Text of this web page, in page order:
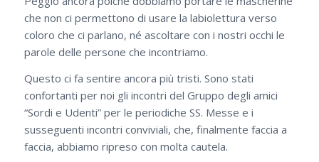
che non ci permettono di usare la labiolettura verso
coloro che ci parlano, né ascoltare con i nostri occhi le
parole delle persone che incontriamo.
Questo ci fa sentire ancora più tristi. Sono stati
confortanti per noi gli incontri del Gruppo degli amici
“Sordi e Udenti” per le periodiche SS. Messe e i
susseguenti incontri conviviali, che, finalmente faccia a
faccia, abbiamo ripreso con molta cautela.